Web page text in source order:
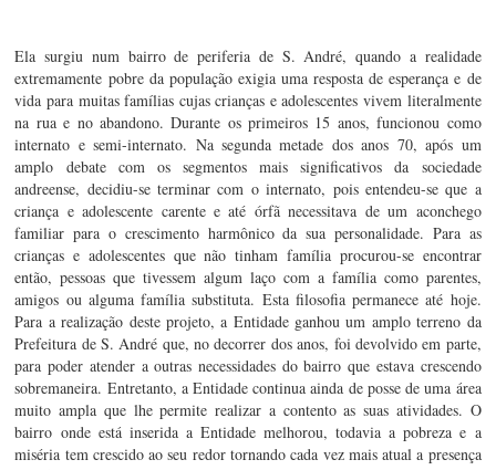
Ela surgiu num bairro de periferia de S. André, quando a realidade
extremamente pobre da população exigia uma resposta de esperança e de
vida para muitas famílias cujas crianças e adolescentes vivem literalmente
na rua e no abandono. Durante os primeiros 15 anos, funcionou como
internato e semi-internato. Na segunda metade dos anos 70, após um
amplo debate com os segmentos mais significativos da sociedade
andreense, decidiu-se terminar com o internato, pois entendeu-se que a
criança e adolescente carente e até órfã necessitava de um aconchego
familiar para o crescimento harmônico da sua personalidade. Para as
crianças e adolescentes que não tinham família procurou-se encontrar
então, pessoas que tivessem algum laço com a família como parentes,
amigos ou alguma família substituta. Esta filosofia permanece até hoje.
Para a realização deste projeto, a Entidade ganhou um amplo terreno da
Prefeitura de S. André que, no decorrer dos anos, foi devolvido em parte,
para poder atender a outras necessidades do bairro que estava crescendo
sobremaneira. Entretanto, a Entidade continua ainda de posse de uma área
muito ampla que lhe permite realizar a contento as suas atividades. O
bairro onde está inserida a Entidade melhorou, todavia a pobreza e a
miséria tem crescido ao seu redor tornando cada vez mais atual a presença